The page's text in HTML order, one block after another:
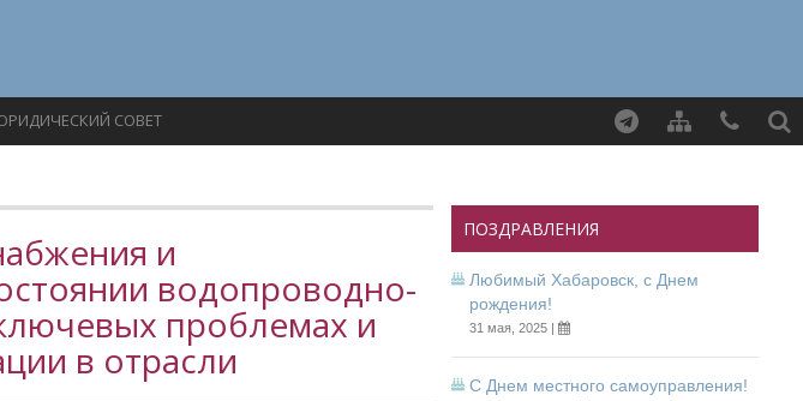
СОВЕТ
и
водопроводно-
проблемах и
в отрасли
ПОЗДРАВЛЕНИЯ
Любимый Хабаровск, с Днем
рождения!
31 мая, 2025 |
С Днем местного самоуправления!